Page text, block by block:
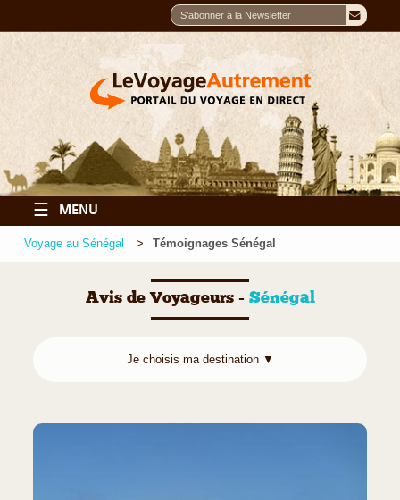
☰ MENU
Voyage au Sénégal Témoignages Sénégal
Avis de Voyageurs - Sénégal